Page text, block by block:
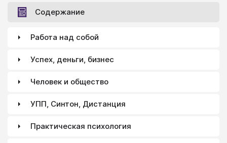
Содержание
Работа над собой
Успех, деньги, бизнес
Человек и общество
УПП, Синтон, Дистанция
Практическая психология